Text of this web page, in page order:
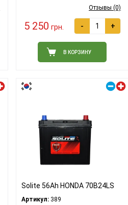
Отзывы (0)
5 250 грн. - +
В КОРЗИНУ
Solite 56Ah HONDA 70B24LS
Артикул:389